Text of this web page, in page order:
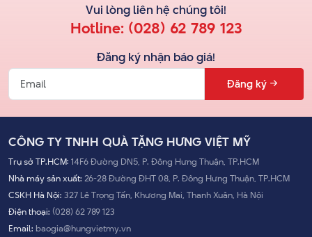
Vui lòng liên hệ chúng tôi!
Hotline: (028) 62 789 123
Đăng ký nhận báo giá!
Đăng ký
CÔNG TY TNHH QUÀ TẶNG HƯNG VIỆT MỸ
Trụ sở TP.HCM: 14F6 Đường DN5, P. Đông Hưng Thuận, TP.HCM
Nhà máy sản xuất: 26-28 Đường ĐHT 08, P. Đông Hưng Thuận, TP.HCM
CSKH Hà Nội: 327 Lê Trọng Tấn, Khương Mai, Thanh Xuân, Hà Nội
Điện thoại: (028) 62 789 123
Email: baogia@hungvietmy.vn